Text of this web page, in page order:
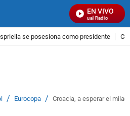
EN VIVO
Señal Visual Radio
se posesiona como presidente
/ Eurocopa / Croacia, a esperar el